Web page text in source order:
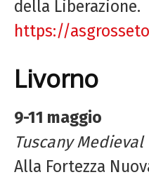
della Liberazione.
https://
Livorno
9-11 maggio
Tuscany Medieval
Alla Fortezza